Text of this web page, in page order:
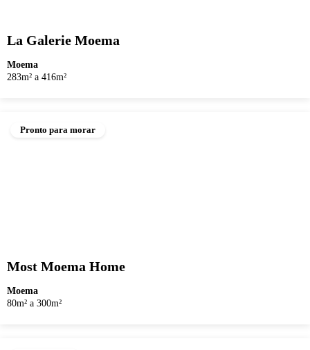
La Galerie Moema
Moema
283m² a 416m²
Pronto para morar
Most Moema Home
Moema
80m² a 300m²